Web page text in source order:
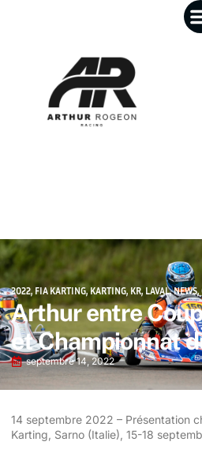
2022, FIA KARTING,KARTING, KR, LAVAL,NEWS,
Arthur entre
et Championnat
septembre 14, 2022
14 septembre 2022 – Présentation
Karting, Sarno (Italie), 15-18